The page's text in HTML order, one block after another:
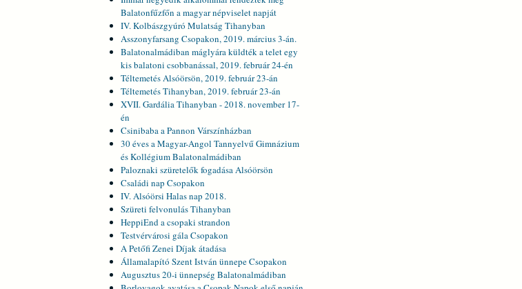
Balatonfűzfőn a magyar népviselet napját
IV. Kolbászgyúró Mulatság Tihanyban
Asszonyfarsang Csopakon, 2019. március 3-án.
Balatonalmádiban máglyára küldték a telet egy
kis balatoni csobbanással, 2019. február 24-én
Téltemetés Alsóörsön, 2019. február 23-án
Téltemetés Tihanyban, 2019. február 23-án
XVII. Gardália Tihanyban - 2018. november 17-
én
Csinibaba a Pannon Várszínházban
30 éves a Magyar-Angol Tannyelvű Gimnázium
és Kollégium Balatonalmádiban
Paloznaki szüretelők fogadása Alsóörsön
Családi nap Csopakon
IV. Alsóörsi Halas nap 2018.
Szüreti felvonulás Tihanyban
HeppiEnd a csopaki strandon
Testvérvárosi gála Csopakon
A Petőfi Zenei Díjak átadása
Államalapító Szent István ünnepe Csopakon
Augusztus 20-i ünnepség Balatonalmádiban